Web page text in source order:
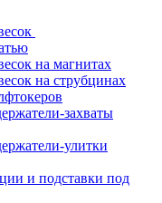
на магнитах
на струбцинах
захваты
улитки
и подставки под